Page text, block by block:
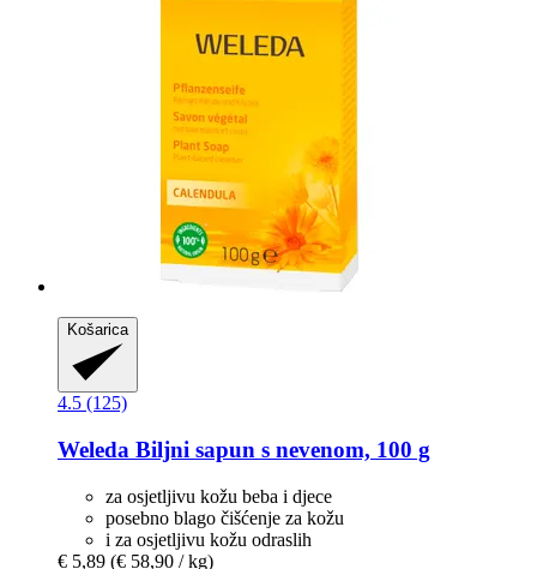
Košarica
4.5 (125)
Weleda Biljni sapun s nevenom, 100 g
za osjetljivu kožu beba i djece
posebno blago čišćenje za kožu
i za osjetljivu kožu odraslih
€ 5,89 (€ 58,90 / kg)